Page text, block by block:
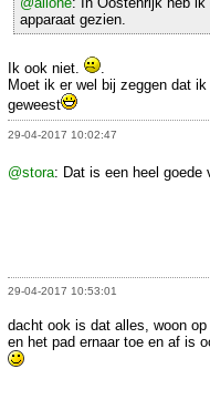
apparaat gezien.
Ik ook niet.
Moet ik er wel bij zeggen dat
geweest
29-04-2017 10:02:47
@stora: Dat is een heel goede
29-04-2017 10:53:01
dacht ook is dat alles, woon
en het pad ernaar toe en af is